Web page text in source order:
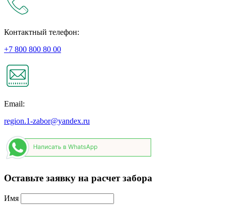
Контактный телефон:
+7 800 800 80 00
Email:
region.1-zabor@yandex.ru
Оставьте заявку на расчет забора
Имя